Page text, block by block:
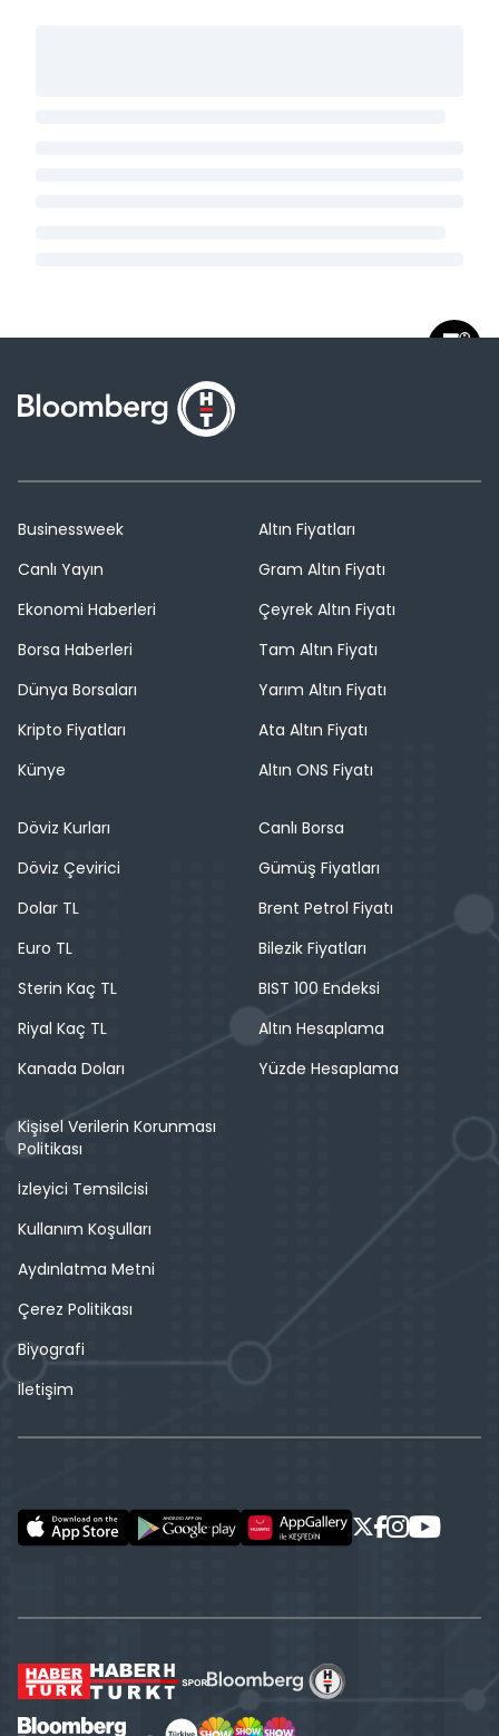
Businessweek
Canlı Yayın
Ekonomi Haberleri
Borsa Haberleri
Dünya Borsaları
Kripto Fiyatları
Künye
Altın Fiyatları
Gram Altın Fiyatı
Çeyrek Altın Fiyatı
Tam Altın Fiyatı
Yarım Altın Fiyatı
Ata Altın Fiyatı
Altın ONS Fiyatı
Döviz Kurları
Döviz Çevirici
Dolar TL
Euro TL
Sterin Kaç TL
Riyal Kaç TL
Kanada Doları
Canlı Borsa
Gümüş Fiyatları
Brent Petrol Fiyatı
Bilezik Fiyatları
BIST 100 Endeksi
Altın Hesaplama
Yüzde Hesaplama
Kişisel Verilerin Korunması
Politikası
İzleyici Temsilcisi
Kullanım Koşulları
Aydınlatma Metni
Çerez Politikası
Biyografi
İletişim